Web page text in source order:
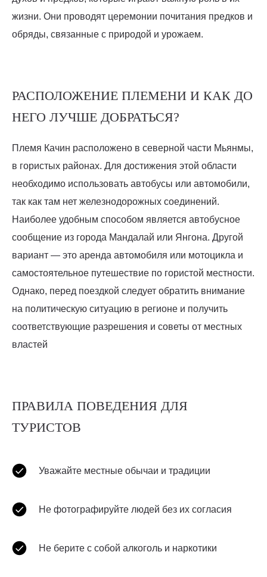
жизни. Они проводят церемонии почитания предков и
обряды, связанные с природой и урожаем.
РАСПОЛОЖЕНИЕ ПЛЕМЕНИ И КАК ДО
НЕГО ЛУЧШЕ ДОБРАТЬСЯ?
Племя Качин расположено в северной части Мьянмы,
в гористых районах. Для достижения этой области
необходимо использовать автобусы или автомобили,
так как там нет железнодорожных соединений.
Наиболее удобным способом является автобусное
сообщение из города Мандалай или Янгона. Другой
вариант — это аренда автомобиля или мотоцикла и
самостоятельное путешествие по гористой местности.
Однако, перед поездкой следует обратить внимание
на политическую ситуацию в регионе и получить
соответствующие разрешения и советы от местных
властей
ПРАВИЛА ПОВЕДЕНИЯ ДЛЯ
ТУРИСТОВ
Уважайте местные обычаи и традиции
Не фотографируйте людей без их согласия
Не берите с собой алкоголь и наркотики